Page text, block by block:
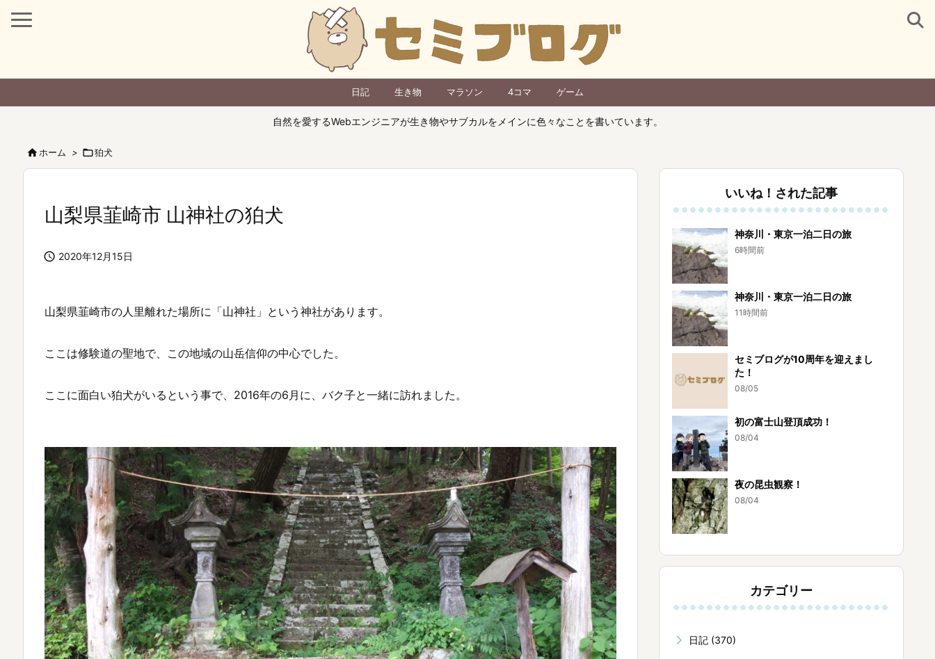
日記 生き物 マラソン 4コマ ゲーム
自然を愛するWebエンジニアが生き物やサブカルをメインに色々なことを書いています。
ホーム > 狛犬
山梨県韮崎市 山神社の狛犬
 2020年12月15日
山梨県韮崎市の人里離れた場所に「山神社」という神社があります。
ここは修験道の聖地で、この地域の山岳信仰の中心でした。
ここに面白い狛犬がいるという事で、2016年の6月に、バク子と一緒に訪れました。
いいね！された記事
神奈川・東京一泊二日の旅
6時間前
神奈川・東京一泊二日の旅
11時間前
セミブログが10周年を迎えまし
た！
08/05
初の富士山登頂成功！
08/04
夜の昆虫観察！
08/04
カテゴリー
日記 (370)